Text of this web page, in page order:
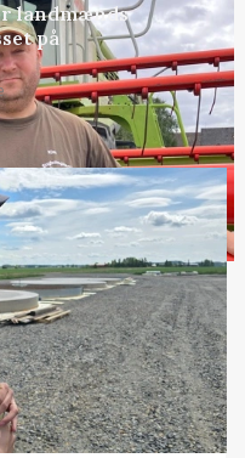
landmænds
på